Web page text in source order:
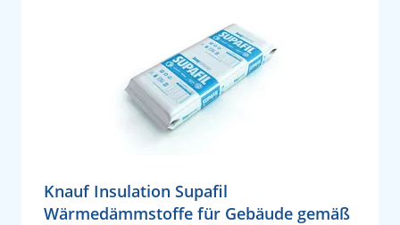
Knauf Insulation Supafil
Wärmedämmstoffe für Gebäude gemäß